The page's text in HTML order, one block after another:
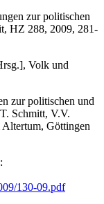
zur politischen
HZ 288, 2009, 281-
Volk und
zur politischen und
Schmitt, V.V.
Göttingen
130-09.pdf